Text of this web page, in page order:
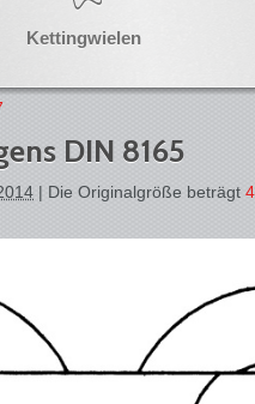
Kettingwielen
DIN 8165
| Die Originalgröße beträgt